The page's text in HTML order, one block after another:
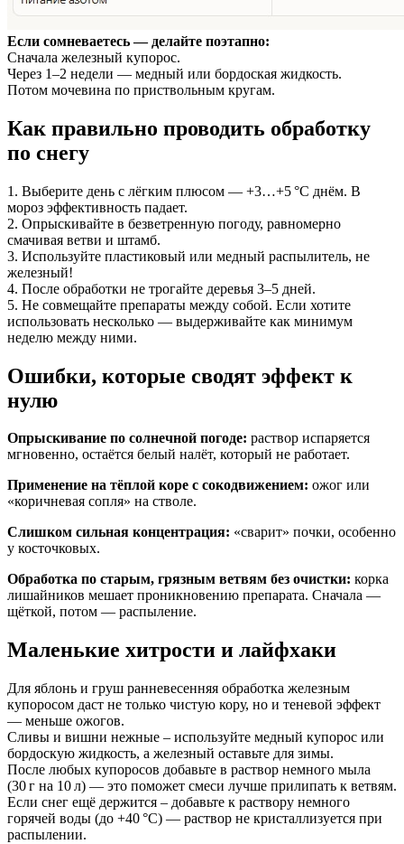
Если сомневаетесь — делайте поэтапно:
Сначала железный купорос.
Через 1–2 недели — медный или бордоская жидкость.
Потом мочевина по приствольным кругам.
Как правильно проводить обработку
по снегу
1. Выберите день с лёгким плюсом — +3…+5 °C днём. В
мороз эффективность падает.
2. Опрыскивайте в безветренную погоду, равномерно
смачивая ветви и штамб.
3. Используйте пластиковый или медный распылитель, не
железный!
4. После обработки не трогайте деревья 3–5 дней.
5. Не совмещайте препараты между собой. Если хотите
использовать несколько — выдерживайте как минимум
неделю между ними.
Ошибки, которые сводят эффект к
нулю
Опрыскивание по солнечной погоде: раствор испаряется
мгновенно, остаётся белый налёт, который не работает.
Применение на тёплой коре с сокодвижением: ожог или
«коричневая сопля» на стволе.
Слишком сильная концентрация: «сварит» почки, особенно
у косточковых.
Обработка по старым, грязным ветвям без очистки: корка
лишайников мешает проникновению препарата. Сначала —
щёткой, потом — распыление.
Маленькие хитрости и лайфхаки
Для яблонь и груш ранневесенняя обработка железным
купоросом даст не только чистую кору, но и теневой эффект
— меньше ожогов.
Сливы и вишни нежные – используйте медный купорос или
бордоскую жидкость, а железный оставьте для зимы.
После любых купоросов добавьте в раствор немного мыла
(30 г на 10 л) — это поможет смеси лучше прилипать к ветвям.
Если снег ещё держится – добавьте к раствору немного
горячей воды (до +40 °C) — раствор не кристаллизуется при
распылении.